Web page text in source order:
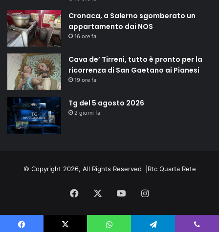
Cronaca, a Salerno sgomberato un
appartamento dai NOS
16 ore fa
Cava de’ Tirreni, tutto è pronto per la
ricorrenza di San Gaetano ai Pianesi
19 ore fa
Tg del 5 agosto 2026
2 giorni fa
© Copyright 2026, All Rights Reserved | Rtc Quarta Rete
Facebook You
Tube
Instagram